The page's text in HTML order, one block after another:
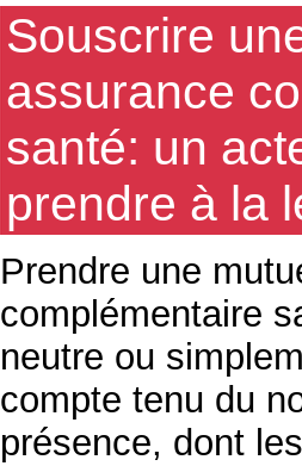
Souscrire
assurance
santé: un
prendre à la
Prendre une
complémentaire
neutre ou
compte tenu du
présence, dont